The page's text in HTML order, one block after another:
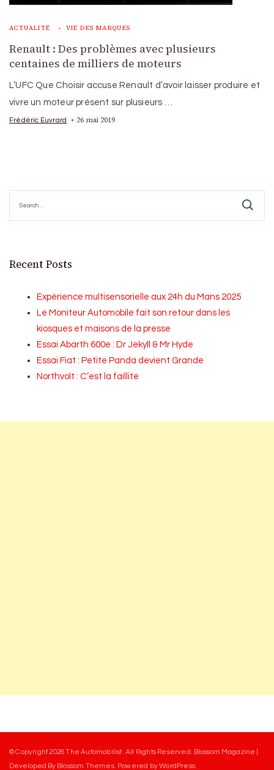
ACTUALITÉ VIE DES MARQUES
Renault : Des problèmes avec plusieurs
centaines de milliers de moteurs
L’UFC Que Choisir accuse Renault d’avoir laisser produire et
vivre un moteur présent sur plusieurs …
Frédéric Euvrard 26 mai 2019
for:
Recent Posts
Expérience multisensorielle aux 24h du Mans 2025
Le Moniteur Automobile fait son retour dans les
kiosques et maisons de la presse
Essai Abarth 600e : Dr Jekyll & Mr Hyde
Essai Fiat : Petite Panda devient Grande
Northvolt : C’est la faillite
© Copyright 2026The Automobilist. All Rights Reserved. Blossom Magazine |
Developed By Blossom Themes. Powered byWordPress